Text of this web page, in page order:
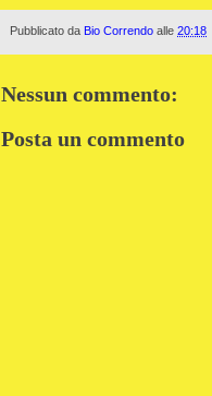
Pubblicato da Bio Correndo alle 20:18
Nessun commento:
Posta un commento